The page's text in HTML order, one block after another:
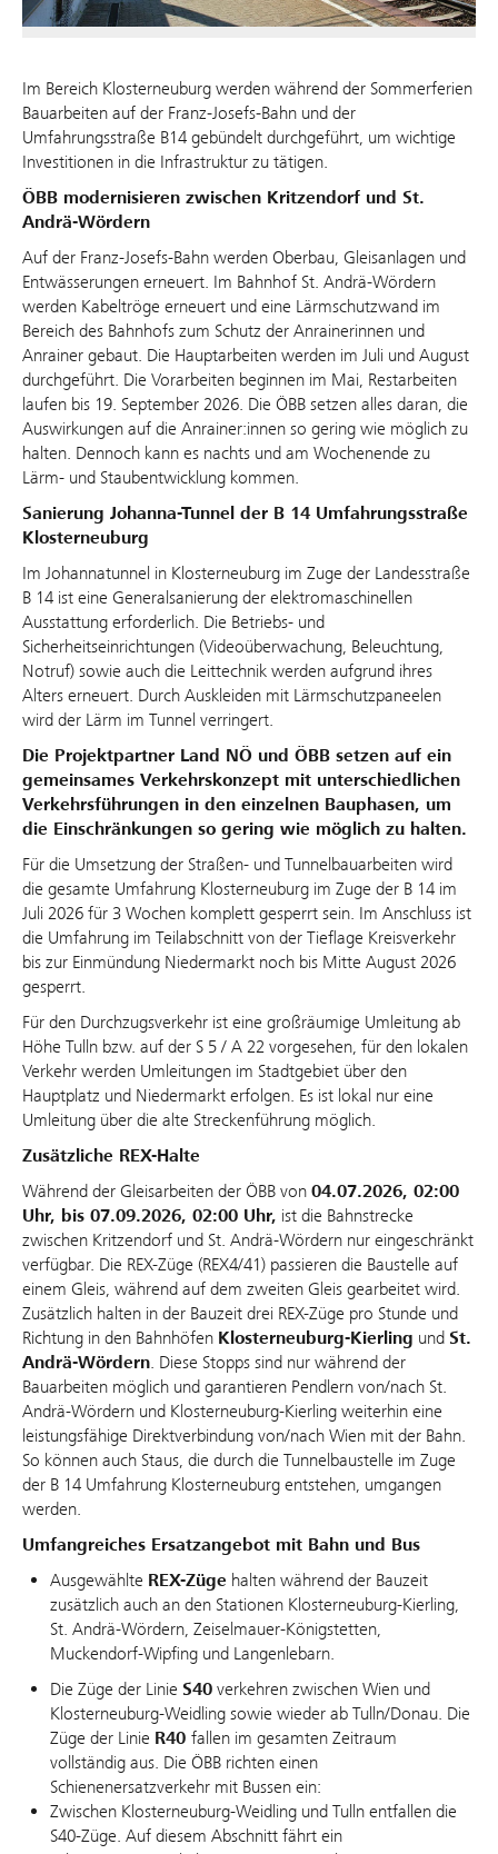
Im Bereich Klosterneuburg werden während der Sommerferien
Bauarbeiten auf der Franz-Josefs-Bahn und der
Umfahrungsstraße B14 gebündelt durchgeführt, um wichtige
Investitionen in die Infrastruktur zu tätigen.
ÖBB modernisieren zwischen Kritzendorf und St.
Andrä-Wördern
Auf der Franz-Josefs-Bahn werden Oberbau, Gleisanlagen und
Entwässerungen erneuert. Im Bahnhof St. Andrä-Wördern
werden Kabeltröge erneuert und eine Lärmschutzwand im
Bereich des Bahnhofs zum Schutz der Anrainerinnen und
Anrainer gebaut. Die Hauptarbeiten werden im Juli und August
durchgeführt. Die Vorarbeiten beginnen im Mai, Restarbeiten
laufen bis 19. September 2026. Die ÖBB setzen alles daran, die
Auswirkungen auf die Anrainer:innen so gering wie möglich zu
halten. Dennoch kann es nachts und am Wochenende zu
Lärm- und Staubentwicklung kommen.
Sanierung Johanna-Tunnel der B 14 Umfahrungsstraße
Klosterneuburg
Im Johannatunnel in Klosterneuburg im Zuge der Landesstraße
B 14 ist eine Generalsanierung der elektromaschinellen
Ausstattung erforderlich. Die Betriebs- und
Sicherheitseinrichtungen (Videoüberwachung, Beleuchtung,
Notruf) sowie auch die Leittechnik werden aufgrund ihres
Alters erneuert. Durch Auskleiden mit Lärmschutzpaneelen
wird der Lärm im Tunnel verringert.
Die Projektpartner Land NÖ und ÖBB setzen auf ein
gemeinsames Verkehrskonzept mit unterschiedlichen
Verkehrsführungen in den einzelnen Bauphasen, um
die Einschränkungen so gering wie möglich zu halten.
Für die Umsetzung der Straßen- und Tunnelbauarbeiten wird
die gesamte Umfahrung Klosterneuburg im Zuge der B 14 im
Juli 2026 für 3 Wochen komplett gesperrt sein. Im Anschluss ist
die Umfahrung im Teilabschnitt von der Tieflage Kreisverkehr
bis zur Einmündung Niedermarkt noch bis Mitte August 2026
gesperrt.
Für den Durchzugsverkehr ist eine großräumige Umleitung ab
Höhe Tulln bzw. auf der S 5 / A 22 vorgesehen, für den lokalen
Verkehr werden Umleitungen im Stadtgebiet über den
Hauptplatz und Niedermarkt erfolgen. Es ist lokal nur eine
Umleitung über die alte Streckenführung möglich.
Zusätzliche REX-Halte
Während der Gleisarbeiten der ÖBB von 04.07.2026, 02:00
Uhr, bis 07.09.2026, 02:00 Uhr, ist die Bahnstrecke
zwischen Kritzendorf und St. Andrä-Wördern nur eingeschränkt
verfügbar. Die REX-Züge (REX4/41) passieren die Baustelle auf
einem Gleis, während auf dem zweiten Gleis gearbeitet wird.
Zusätzlich halten in der Bauzeit drei REX-Züge pro Stunde und
Richtung in den Bahnhöfen Klosterneuburg-Kierling und St.
Andrä-Wördern. Diese Stopps sind nur während der
Bauarbeiten möglich und garantieren Pendlern von/nach St.
Andrä-Wördern und Klosterneuburg-Kierling weiterhin eine
leistungsfähige Direktverbindung von/nach Wien mit der Bahn.
So können auch Staus, die durch die Tunnelbaustelle im Zuge
der B 14 Umfahrung Klosterneuburg entstehen, umgangen
werden.
Umfangreiches Ersatzangebot mit Bahn und Bus
Ausgewählte REX-Züge halten während der Bauzeit
zusätzlich auch an den Stationen Klosterneuburg-Kierling,
St. Andrä-Wördern, Zeiselmauer-Königstetten,
Muckendorf-Wipfing und Langenlebarn.
Die Züge der Linie S40 verkehren zwischen Wien und
Klosterneuburg-Weidling sowie wieder ab Tulln/Donau. Die
Züge der Linie R40 fallen im gesamten Zeitraum
vollständig aus. Die ÖBB richten einen
Schienenersatzverkehr mit Bussen ein:
Zwischen Klosterneuburg-Weidling und Tulln entfallen die
S40-Züge. Auf diesem Abschnitt fährt ein